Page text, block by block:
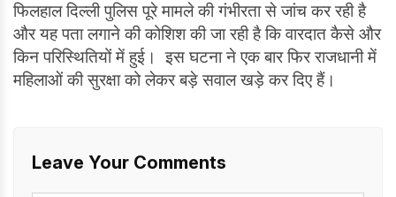
फिलहाल दिल्ली पुलिस पूरे मामले की गंभीरता से जांच कर रही है
और यह पता लगाने की कोशिश की जा रही है कि वारदात कैसे और
किन परिस्थितियों में हुई। इस घटना ने एक बार फिर राजधानी में
महिलाओं की सुरक्षा को लेकर बड़े सवाल खड़े कर दिए हैं।
Leave Your Comments